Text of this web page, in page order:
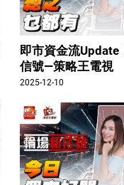
即市資金流Update
信號—策略王電視
2025-12-10